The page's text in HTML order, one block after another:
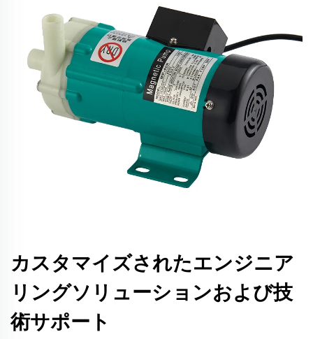
カスタマイズされたエンジニア
リングソリューションおよび技
術サポート